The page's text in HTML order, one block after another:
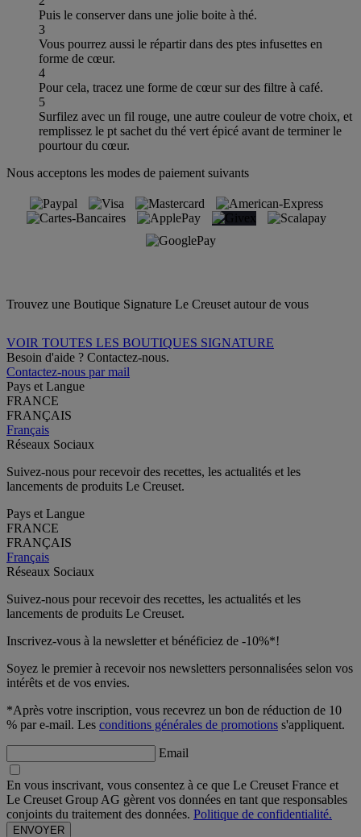
Puis le conserver dans une jolie boite à thé.
3
Vous pourrez aussi le répartir dans des ptes infusettes en
forme de cœur.
4
Pour cela, tracez une forme de cœur sur des filtre à café.
5
Surfilez avec un fil rouge, une autre couleur de votre choix, et
remplissez le pt sachet du thé vert épicé avant de terminer le
pourtour du cœur.
Nous acceptons les modes de paiement suivants
Trouvez une Boutique Signature Le Creuset autour de vous
VOIR TOUTES LES BOUTIQUES SIGNATURE
Besoin d'aide ? Contactez-nous.
Contactez-nous par mail
Pays et Langue
FRANCE
FRANÇAIS
Français
Réseaux Sociaux
Suivez-nous pour recevoir des recettes, les actualités et les
lancements de produits Le Creuset.
Pays et Langue
FRANCE
FRANÇAIS
Français
Réseaux Sociaux
Suivez-nous pour recevoir des recettes, les actualités et les
lancements de produits Le Creuset.
Inscrivez-vous à la newsletter et bénéficiez de -10%*!
Soyez le premier à recevoir nos newsletters personnalisées selon vos
intérêts et de vos envies.
*Après votre inscription, vous recevrez un bon de réduction de 10
% par e-mail. Les conditions générales de promotions s'appliquent.
Email
En vous inscrivant, vous consentez à ce que Le Creuset France et
Le Creuset Group AG gèrent vos données en tant que responsables
conjoints du traitement des données. Politique de confidentialité.